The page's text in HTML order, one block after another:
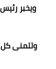
ويخبر
وتتمنى